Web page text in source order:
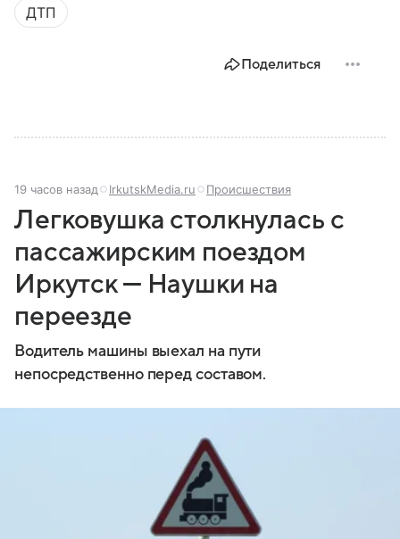
ДТП
Поделиться
19 часов назад IrkutskMedia.ru Происшествия
Легковушка столкнулась с
пассажирским поездом
Иркутск — Наушки на
переезде
Водитель машины выехал на пути
непосредственно перед составом.